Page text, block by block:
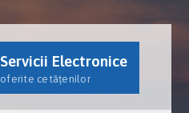
Servicii Electronice
oferite cetățenilor